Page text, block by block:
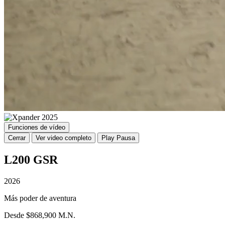
Funciones de vídeo
Cerrar
Ver video completo Play Pausa
L200 GSR
2026
Más poder de aventura
Desde $868,900 M.N.